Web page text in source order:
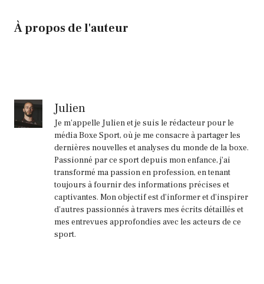
À propos de l'auteur
Julien
Je m'appelle Julien et je suis le rédacteur pour le
média Boxe Sport, où je me consacre à partager les
dernières nouvelles et analyses du monde de la boxe.
Passionné par ce sport depuis mon enfance, j'ai
transformé ma passion en profession, en tenant
toujours à fournir des informations précises et
captivantes. Mon objectif est d'informer et d'inspirer
d'autres passionnés à travers mes écrits détaillés et
mes entrevues approfondies avec les acteurs de ce
sport.